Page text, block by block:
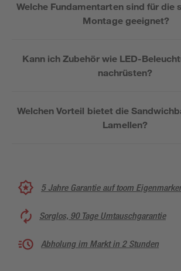
Welche Fundamentarten sind für die
Montage geeignet?
Kann ich Zubehör wie LED-
nachrüsten?
Welchen Vorteil bietet die
Lamellen?
5 Jahre Garantie auf toom
Sorglos, 90 Tage Umtauschgarantie
Abholung im Markt in 2 Stunden